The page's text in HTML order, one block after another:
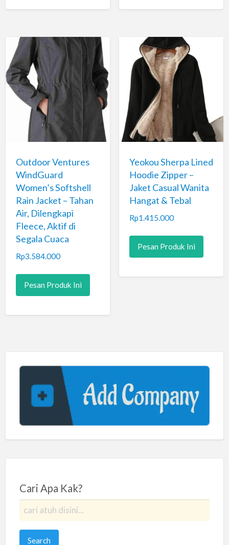
Outdoor Ventures
WindGuard
Women’s Softshell
Rain Jacket – Tahan
Air, Dilengkapi
Fleece, Aktif di
Segala Cuaca
Rp3.584.000
Pesan Produk Ini
Yeokou Sherpa Lined
Hoodie Zipper –
Jaket Casual Wanita
Hangat & Tebal
Rp1.415.000
Pesan Produk Ini
Cari Apa Kak?